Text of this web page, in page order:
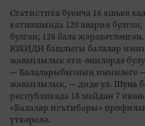
Статистика буенча 16 яшькә
катнашында 120 авария булган;
булган; 128 бала җәрәхәтләнгән.
ЮХИДИ башлыгы балалар
җаваплылык әти-әниләрдә
— Балаларыбызның иминлеге
җаваплылык, — диде ул. Шуңа
республикада 18 майдан 7
«Балалар игътибары»
үткәрелә.